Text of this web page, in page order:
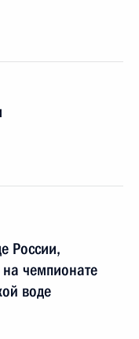
России,
чемпионате
воде